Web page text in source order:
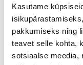
Kasutame
pakkumiseks ning
teavet selle kohta,
sotsiaalse meedia,
MÕÕDUD